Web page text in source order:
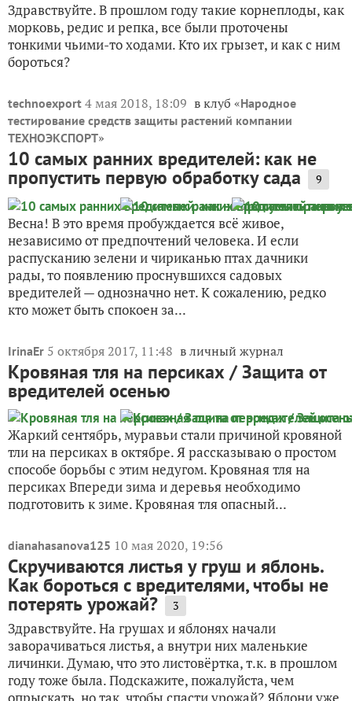
Здравствуйте. В прошлом году такие корнеплоды, как
морковь, редис и репка, все были проточены
тонкими чьими-то ходами. Кто их грызет, и как с ним
бороться?
technoexport 4 мая 2018, 18:09 в клуб «Народное
тестирование средств защиты растений компании
ТЕХНОЭКСПОРТ»
10 самых ранних вредителей: как не
пропустить первую обработку сада 9
Весна! В это время пробуждается всё живое,
независимо от предпочтений человека. И если
распусканию зелени и чириканью птах дачники
рады, то появлению проснувшихся садовых
вредителей — однозначно нет. К сожалению, редко
кто может быть спокоен за...
IrinaEr 5 октября 2017, 11:48 в личный журнал
Кровяная тля на персиках / Защита от
вредителей осенью
Жаркий сентябрь, муравьи стали причиной кровяной
тли на персиках в октябре. Я рассказываю о простом
способе борьбы с этим недугом. Кровяная тля на
персиках Впереди зима и деревья необходимо
подготовить к зиме. Кровяная тля опасный...
dianahasanova125 10 мая 2020, 19:56
Скручиваются листья у груш и яблонь.
Как бороться с вредителями, чтобы не
потерять урожай? 3
Здравствуйте. На грушах и яблонях начали
заворачиваться листья, а внутри них маленькие
личинки. Думаю, что это листовёртка, т.к. в прошлом
году тоже была. Подскажите, пожалуйста, чем